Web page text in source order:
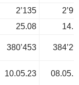
2’135
25.08
380’453
10.05.23